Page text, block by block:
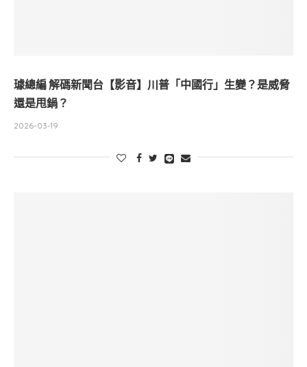
璩總編 解碼新聞台【影音】川普「中國行」生變？是威脅
還是甩鍋？
2026-03-19